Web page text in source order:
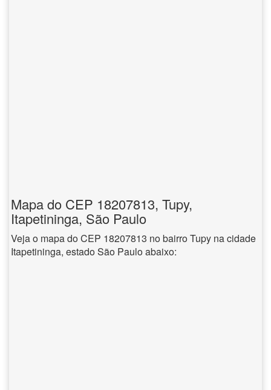
Mapa do CEP 18207813, Tupy,
Itapetininga, São Paulo
Veja o mapa do CEP 18207813 no bairro Tupy na cidade
Itapetininga, estado São Paulo abaixo: